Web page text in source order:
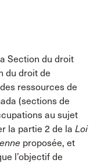
Section du droit
du droit de
ressources de
(sections de
au sujet
la partie 2 de la Loi
proposée, et
l’objectif de